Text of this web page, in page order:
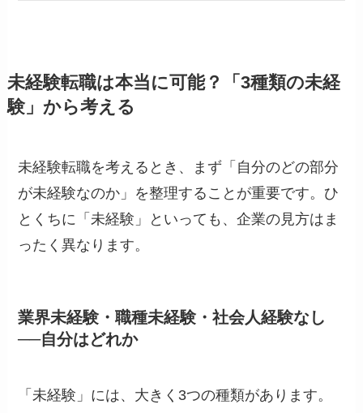
未経験転職は本当に可能？「3種類の未経
験」から考える
未経験転職を考えるとき、まず「自分のどの部分
が未経験なのか」を整理することが重要です。ひ
とくちに「未経験」といっても、企業の見方はま
ったく異なります。
業界未経験・職種未経験・社会人経験なし
──自分はどれか
「未経験」には、大きく3つの種類があります。